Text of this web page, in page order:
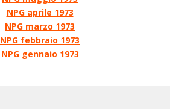
NPG aprile 1973
NPG marzo 1973
NPG febbraio 1973
NPG gennaio 1973